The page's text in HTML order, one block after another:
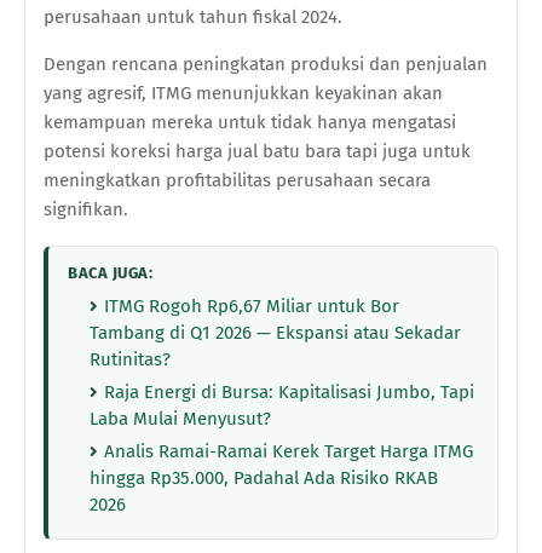
perusahaan untuk tahun fiskal 2024.
Dengan rencana peningkatan produksi dan penjualan
yang agresif, ITMG menunjukkan keyakinan akan
kemampuan mereka untuk tidak hanya mengatasi
potensi koreksi harga jual batu bara tapi juga untuk
meningkatkan profitabilitas perusahaan secara
signifikan.
BACA JUGA:
ITMG Rogoh Rp6,67 Miliar untuk Bor
Tambang di Q1 2026 — Ekspansi atau Sekadar
Rutinitas?
Raja Energi di Bursa: Kapitalisasi Jumbo, Tapi
Laba Mulai Menyusut?
Analis Ramai-Ramai Kerek Target Harga ITMG
hingga Rp35.000, Padahal Ada Risiko RKAB
2026